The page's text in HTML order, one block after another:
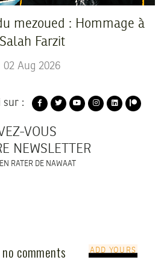
mezoued : Hommage à
Salah Farzit
02 Aug 2026
sur :
VOUS
NEWSLETTER
RATER DE NAWAAT
comments ADD YOURS